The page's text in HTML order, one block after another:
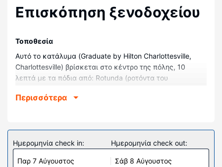
Επισκόπηση ξενοδοχείου
Τοποθεσία
Αυτό το κατάλυμα (Graduate by Hilton Charlottesville,
Charlottesville) βρίσκεται στο κέντρο της πόλης, 10
λεπτά με τα πόδια από: Rotunda (ροτόντα του
Πανεπιστημίου της Βιρτζίνια. Αυτό το ξενοδοχείο απέχει
Downtown Mall.
Δωμάτια
Νιώστε σαν στο σπίτι σας σε ένα από τα 134 δωμάτιά
Περισσότερα
Ημερομηνία check in:
Παρ 7 Αύγουστος
Ημερομηνία check out:
Σάβ 8 Αύγουστος